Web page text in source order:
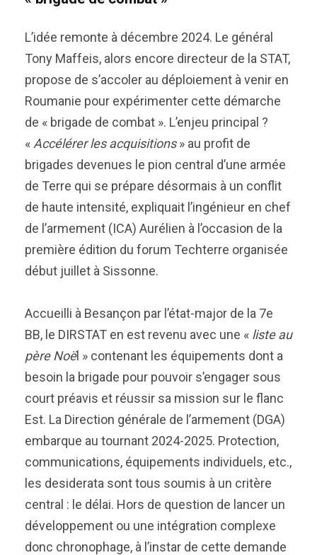
L’idée remonte à décembre 2024. Le général
Tony Maffeis, alors encore directeur de la STAT,
propose de s’accoler au déploiement à venir en
Roumanie pour expérimenter cette démarche
de « brigade de combat ». L’enjeu principal ?
« Accélérer les acquisitions» au profit de
brigades devenues le pion central d’une armée
de Terre qui se prépare désormais à un conflit
de haute intensité, expliquait l’ingénieur en chef
de l’armement (ICA) Aurélien à l’occasion de la
première édition du forum Techterre organisée
début juillet à Sissonne.
Accueilli à Besançon par l’état-major de la 7e
BB, le DIRSTAT en est revenu avec une « liste au
père Noël » contenant les équipements dont a
besoin la brigade pour pouvoir s’engager sous
court préavis et réussir sa mission sur le flanc
Est. La Direction générale de l’armement (DGA)
embarque au tournant 2024-2025. Protection,
communications, équipements individuels, etc.,
les desiderata sont tous soumis à un critère
central : le délai. Hors de question de lancer un
développement ou une intégration complexe
donc chronophage, à l’instar de cette demande